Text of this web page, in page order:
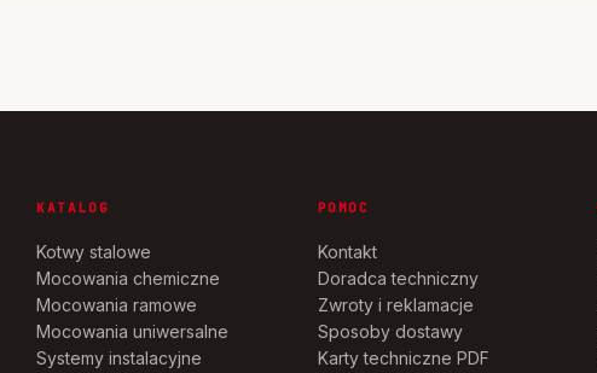
KATALOG
Kotwy stalowe
Mocowania chemiczne
Mocowania ramowe
Mocowania uniwersalne
Systemy instalacyjne
POMOC
Kontakt
Doradca techniczny
Zwroty i reklamacje
Sposoby dostawy
Karty techniczne PDF